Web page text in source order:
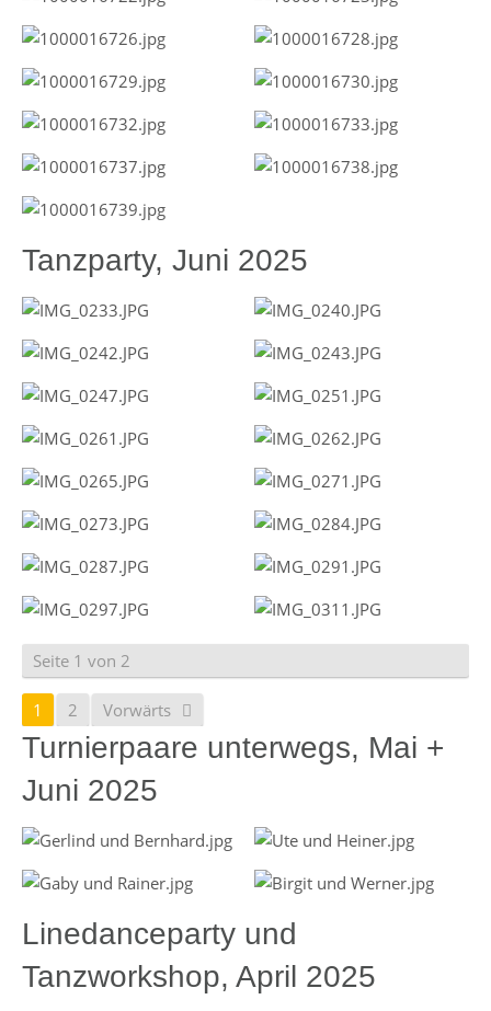
Tanzparty, Juni 2025
Seite 1 von 2
1 2 Vorwärts
Turnierpaare unterwegs, Mai +
Juni 2025
Linedanceparty und
Tanzworkshop, April 2025